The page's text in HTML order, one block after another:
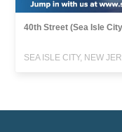
40th Street (Sea Isle
SEA ISLE CITY, NEW